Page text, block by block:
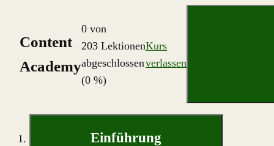
Content
Academy
0 von
203 Lektionen
abgeschlossen
(0 %)
Kurs
verlassen
Einführung